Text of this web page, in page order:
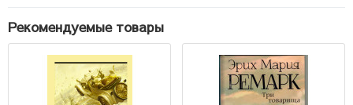
Рекомендуемые товары